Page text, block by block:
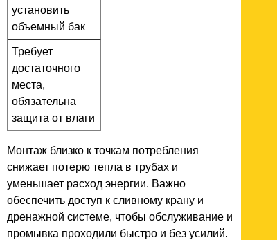
установить
объемный бак
Требует
достаточного
места,
обязательна
защита от влаги
Монтаж близко к точкам потребления
снижает потерю тепла в трубах и
уменьшает расход энергии. Важно
обеспечить доступ к сливному крану и
дренажной системе, чтобы обслуживание и
промывка проходили быстро и без усилий.